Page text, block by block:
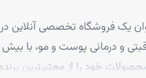
یک فروشگاه تخصصی آنلاین
خود را از معتبرترین